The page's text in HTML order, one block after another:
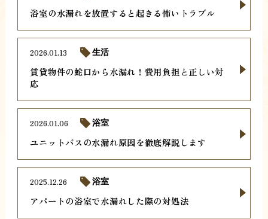
浴室の水漏れを放置すると起きる怖いトラブル
賃貸物件の蛇口から水漏れ！費用負担と正しい対
応
2026.01.13 生活
ユニットバスの水漏れ原因を徹底解説します
2026.01.06 浴室
アパートの浴室で水漏れした際の対処法
2025.12.26 浴室